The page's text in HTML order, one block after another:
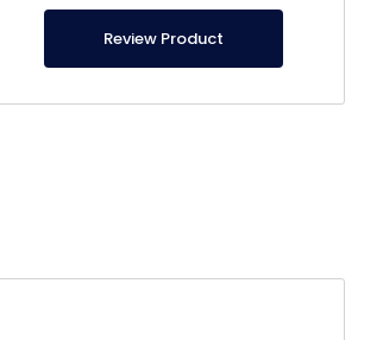
nacional.
Review Product